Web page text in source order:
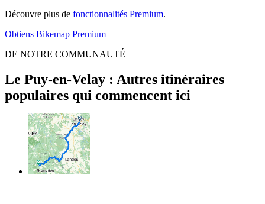
Découvre plus de fonctionnalités Premium.
Obtiens Bikemap Premium
DE NOTRE COMMUNAUTÉ
Le Puy-en-Velay : Autres itinéraires
populaires qui commencent ici